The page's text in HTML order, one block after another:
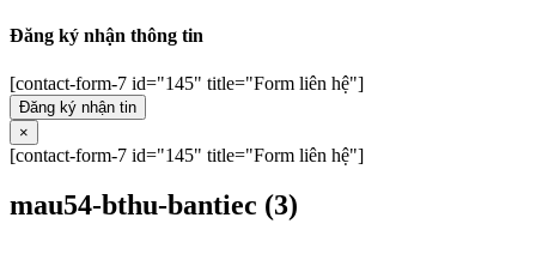
Đăng ký nhận thông tin
[contact-form-7 id="145" title="Form liên hệ"]
Đăng ký nhận tin
×
[contact-form-7 id="145" title="Form liên hệ"]
mau54-bthu-bantiec (3)